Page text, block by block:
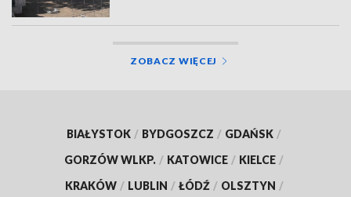
ZOBACZ WIĘCEJ
BIAŁYSTOK / BYDGOSZCZ / GDAŃSK /
GORZÓW WLKP. / KATOWICE / KIELCE /
KRAKÓW / LUBLIN / ŁÓDŹ / OLSZTYN /